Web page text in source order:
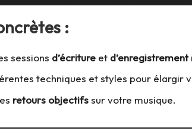
:
sessions d’écriture et d’enregistrement
techniques et styles pour élargir
retours objectifssur votre musique.